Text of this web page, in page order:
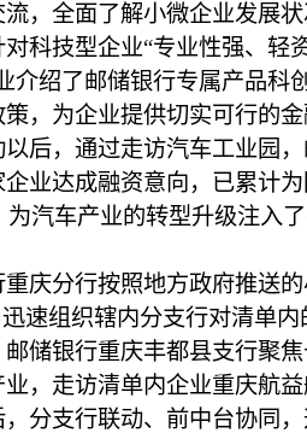
，全面了解小微企业发展
科技型企业“专业性强、轻
介绍了邮储银行专属产品科
，为企业提供切实可行的
后，通过走访汽车工业园
业达成融资意向，已累计
为汽车产业的转型升级注入
分行按照地方政府推送的
速组织辖内分支行对清单内
储银行重庆丰都县支行聚
，走访清单内企业重庆航
分支行联动、前中台协同